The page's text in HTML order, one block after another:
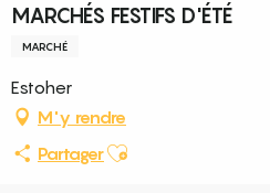
MARCHÉS FESTIFS D'ÉTÉ
MARCHÉ
Estoher
M'y rendre
PartagerAjouter aux favoris